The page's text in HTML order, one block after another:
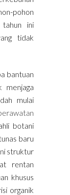
pohon
tahun ini
tidak
bantuan
menjaga
mulai
botani
baru
struktur
rentan
khusus
organik